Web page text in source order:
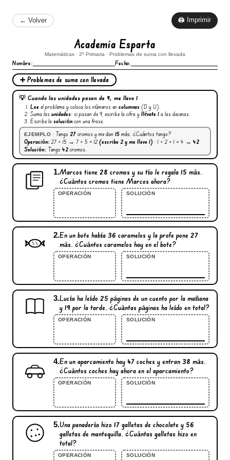
← Volver 🖨 Imprimir
Academia Esparta
Matemáticas · 2º Primaria · Problemas de suma con llevada
Nombre: Fecha:
➕ Problemas de suma con llevada
💡 Cuando las unidades pasan de 9, me llevo 1
Lee el problema y coloca los números en columnas (D y U).
Suma las unidades: si pasan de 9, escribe la cifra y llévate 1 a las decenas.
Escribe la solución con una frase.
EJEMPLO · Tengo 27 cromos y me dan 15 más. ¿Cuántos tengo?
Operación: 27 + 15 → 7 + 5 = 12 (escribo 2 y me llevo 1) · 1 + 2 + 1 = 4 → 42
Solución: Tengo 42cromos.
1.Marcos tiene 28 cromos y su tío le regala 15 más.
¿Cuántos cromos tiene Marcos ahora?
OPERACIÓN SOLUCIÓN
2.En un bote había 36 caramelos y la profe pone 27
más. ¿Cuántos caramelos hay en el bote?
OPERACIÓN SOLUCIÓN
3.Lucía ha leído 25 páginas de un cuento por la mañana
y 19 por la tarde. ¿Cuántas páginas ha leído en total?
OPERACIÓN SOLUCIÓN
4.En un aparcamiento hay 47coches y entran 38 más.
¿Cuántos coches hay ahora en el aparcamiento?
OPERACIÓN SOLUCIÓN
5.Una panadería hizo 17galletas de chocolate y 56
galletas de mantequilla. ¿Cuántas galletas hizo en
total?
OPERACIÓN SOLUCIÓN